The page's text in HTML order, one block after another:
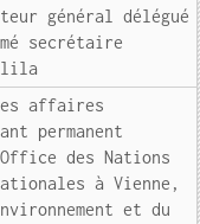
général délégué
secrétaire
affaires
permanent
des Nations
à Vienne,
et du